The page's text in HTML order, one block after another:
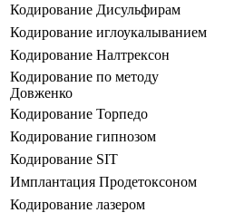
Кодирование Дисульфирам
Кодирование иглоукалыванием
Кодирование Налтрексон
Кодирование по методу
Довженко
Кодирование Торпедо
Кодирование гипнозом
Кодирование SIT
Имплантация Продетоксоном
Кодирование лазером